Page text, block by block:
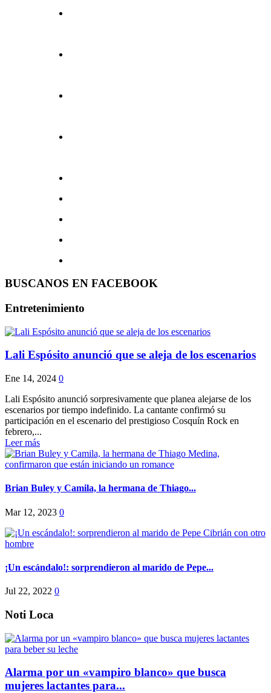
BUSCANOS EN FACEBOOK
Entretenimiento
Lali Espósito anunció que se aleja de los escenarios
Ene 14, 2024 0
Lali Espósito anunció sorpresivamente que planea alejarse de los
escenarios por tiempo indefinido. La cantante confirmó su
participación en el escenario del prestigioso Cosquín Rock en
febrero,...
Leer más
Brian Buley y Camila, la hermana de Thiago...
Mar 12, 2023 0
¡Un escándalo!: sorprendieron al marido de Pepe...
Jul 22, 2022 0
Noti Loca
Alarma por un «vampiro blanco» que busca
mujeres lactantes para...